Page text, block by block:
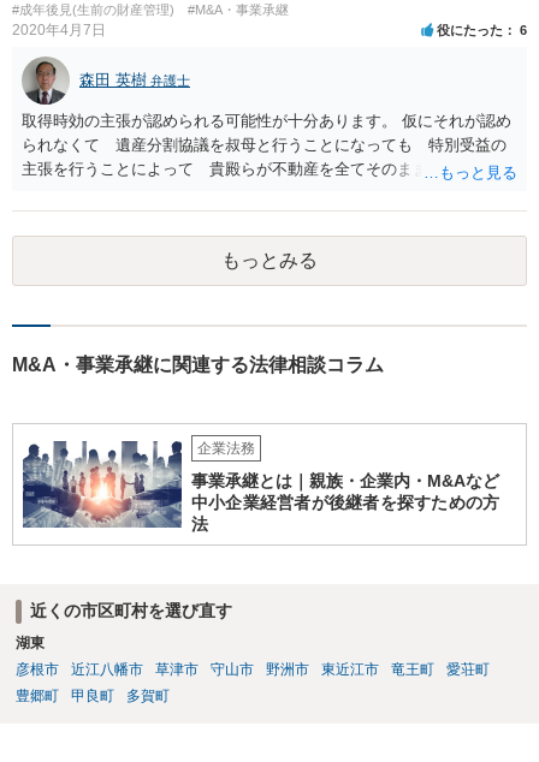
#成年後見(生前の財産管理)
#M&A・事業承継
2020年4月7日 役にたった 6
森田 英樹 弁護士
取得時効の主張が認められる可能性が十分あります。 仮にそれが認め
られなくて 遺産分割協議を叔母と行うことになっても 特別受益の
主張を行うことによって 貴殿らが不動産を全てそのまま取得できる
もっとみる
M&A・事業承継に関連する法律相談コラム
企業法務
事業承継とは｜親族・企業内・M&Aなど
中小企業経営者が後継者を探すための方
法
近くの市区町村を選び直す
湖東
彦根市
近江八幡市 草津市 守山市 野洲市 東近江市 竜王町
愛荘町
豊郷町
甲良町 多賀町